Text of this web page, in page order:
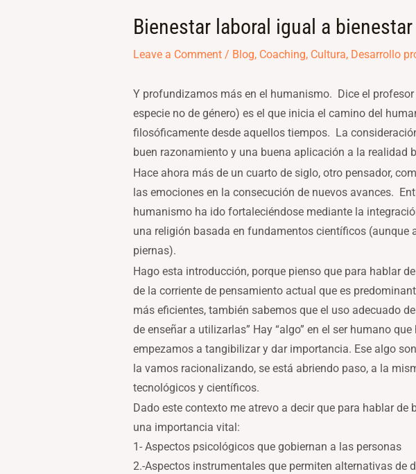
Bienestar laboral igual a
Leave a Comment / Blog, Coaching, Cultura, Desarrollo
Y profundizamos más en el humanismo. Dice el
especie no de género) es el que inicia el camino del
filosóficamente desde aquellos tiempos. La
buen razonamiento y una buena aplicación a la realidad
Hace ahora más de un cuarto de siglo, otro pensador,
las emociones en la consecución de nuevos avances.
humanismo ha ido fortaleciéndose mediante la
una religión basada en fundamentos científicos (aunque
piernas).
Hago esta introducción, porque pienso que para hablar
de la corriente de pensamiento actual que es
más eficientes, también sabemos que el uso adecuado
de enseñar a utilizarlas” Hay “algo” en el ser humano
empezamos a tangibilizar y dar importancia. Ese algo
la vamos racionalizando, se está abriendo paso, a la
tecnológicos y científicos.
Dado este contexto me atrevo a decir que para hablar
una importancia vital:
1- Aspectos psicológicos que gobiernan a las personas
2.-Aspectos instrumentales que permiten alternativas de